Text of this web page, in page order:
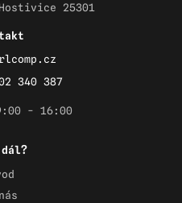
25301
340 387
- 16:00
dál?